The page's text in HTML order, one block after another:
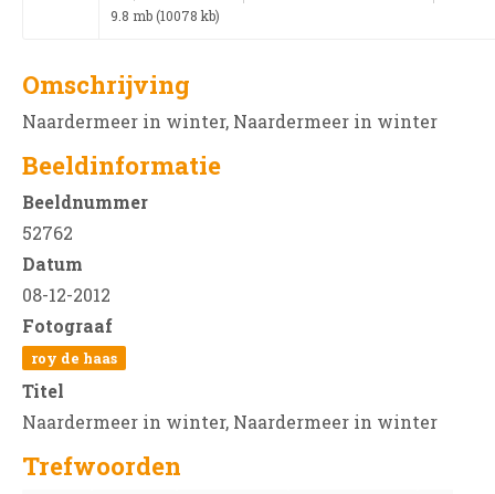
9.8 mb (10078 kb)
Omschrijving
Naardermeer in winter, Naardermeer in winter
Beeldinformatie
Beeldnummer
52762
Datum
08-12-2012
Fotograaf
roy de haas
Titel
Naardermeer in winter, Naardermeer in winter
Trefwoorden